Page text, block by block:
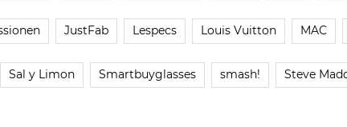
JustFab Lespecs Louis Vuitton MAC
Sal y Limon Smartbuyglasses smash! Steve